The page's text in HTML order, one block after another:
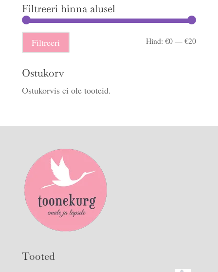
Filtreeri hinna alusel
Filtreeri Hind:€0—€20
Ostukorv
Ostukorvis ei ole tooteid.
Tooted